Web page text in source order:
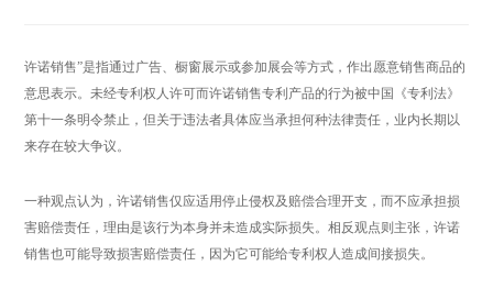
许诺销售”是指通过广告、橱窗展示或参加展会等方式，作出愿意销售商品的
意思表示。未经专利权人许可而许诺销售专利产品的行为被中国《专利法》
第十一条明令禁止，但关于违法者具体应当承担何种法律责任，业内长期以
来存在较大争议。
一种观点认为，许诺销售仅应适用停止侵权及赔偿合理开支，而不应承担损
害赔偿责任，理由是该行为本身并未造成实际损失。相反观点则主张，许诺
销售也可能导致损害赔偿责任，因为它可能给专利权人造成间接损失。